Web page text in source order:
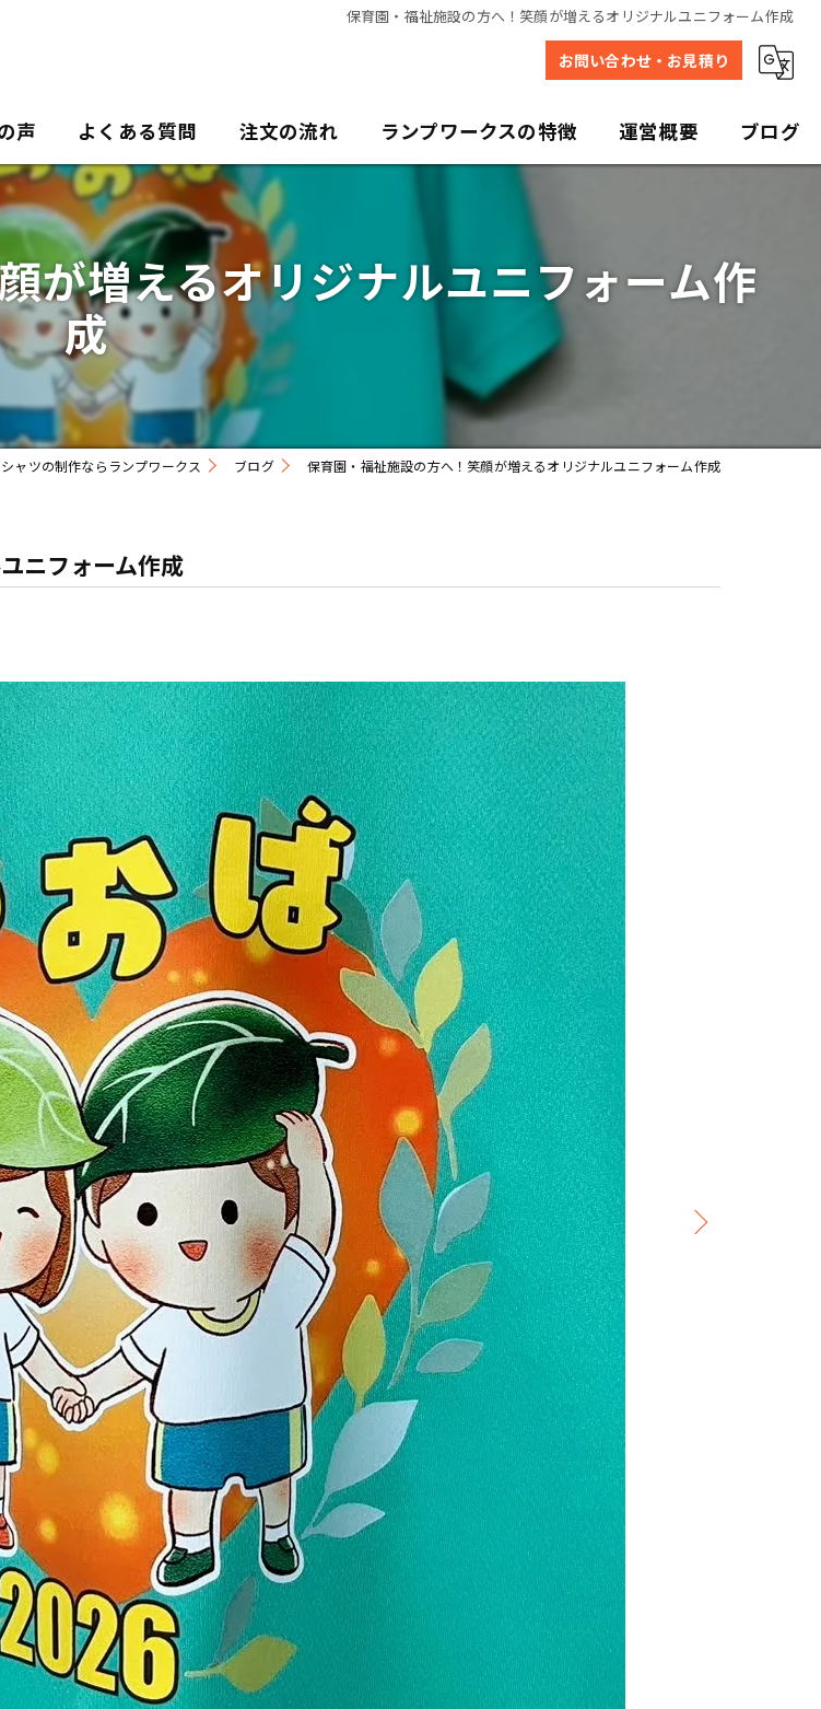
保育園・福祉施設の方へ！笑顔が増えるオリジナルユニフォーム作成
お問い合わせ・お見積り
声 よくある質問 注文の流れ ランプワークスの特徴
プリント
ユニフォーム
運営概要 ブログ
が増えるオリジナルユニフォーム作
成
ャツの制作ならランプワークス ブログ 保育園・福祉施設の方へ！笑顔が増えるオリジナルユニフォーム作成
ニフォーム作成